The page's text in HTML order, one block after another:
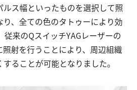
ス幅といったものを選択して照
、全ての色のタトゥーにより効
従来のQスイッチYAGレーザーの
射を行うことにより、周辺組織
ることが可能となりました。